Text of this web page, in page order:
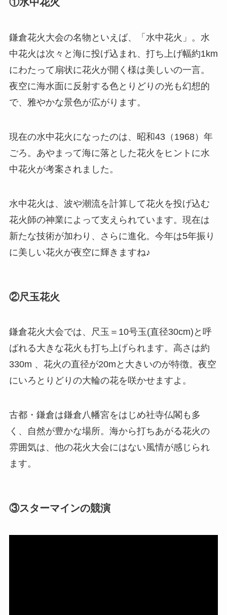
①水中花火
鎌倉花火大会の名物といえば、「水中花火」。水
中花火は次々と海に投げ込まれ、打ち上げ幅約1km
にわたって扇状に花火が開く様は美しいの一言。
夜空に海水面に反射する色とりどりの光も幻想的
で、雅やかな景色が広がります。
現在の水中花火になったのは、昭和43（1968）年
ごろ。あやまって海に落とした花火をヒントに水
中花火が考案されました。
水中花火は、波や潮流を計算して花火を投げ込む
花火師の神業によって支えられています。現在は
新たな技術が加わり、さらに進化。今年は5年振り
に美しい花火が夜空に輝きますね♪
②尺玉花火
鎌倉花火大会では、尺玉＝10号玉(直径30cm)と呼
ばれる大きな花火も打ち上げられます。高さは約
330m 、花火の直径が20mと大きいのが特徴。夜空
にいろとりどりの大輪の花を咲かせますよ。
古都・鎌倉は鎌倉八幡宮をはじめ社寺仏閣も多
く、自然が豊かな場所。海から打ちあがる花火の
雰囲気は、他の花火大会にはない風情が感じられ
ます。
③スターマインの競演